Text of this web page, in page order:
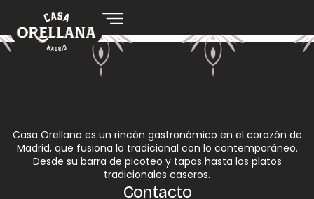
Casa Orellana es un rincón gastronómico en el corazón de
Madrid, que fusiona lo tradicional con lo contemporáneo.
Desde su barra de picoteo y tapas hasta los platos
tradicionales caseros.
Contacto